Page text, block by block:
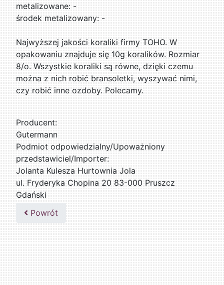
metalizowane: -
środek metalizowany: -
Najwyższej jakości koraliki firmy TOHO. W
opakowaniu znajduje się 10g koralików. Rozmiar
8/o. Wszystkie koraliki są równe, dzięki czemu
można z nich robić bransoletki, wyszywać nimi,
czy robić inne ozdoby. Polecamy.
Producent:
Gutermann
Podmiot odpowiedzialny/Upoważniony
przedstawiciel/Importer:
Jolanta Kulesza Hurtownia Jola
ul. Fryderyka Chopina 20 83-000 Pruszcz
Gdański
502047435
Powrót